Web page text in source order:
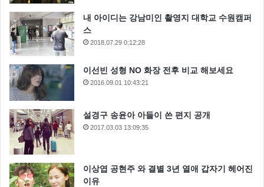
내 아이디는 강남미인 촬영지 대학교 수원캠퍼
스
2018.07.29 0:12:28
이선빈 성형 NO 화장 전후 비교 해보세요
2016.09.01 10:43:21
설경구 송윤아 아들이 쓴 편지 공개
2017.03.03 13:09:35
이상엽 공현주 와 결별 3년 열애 갑자기 헤어진
이유